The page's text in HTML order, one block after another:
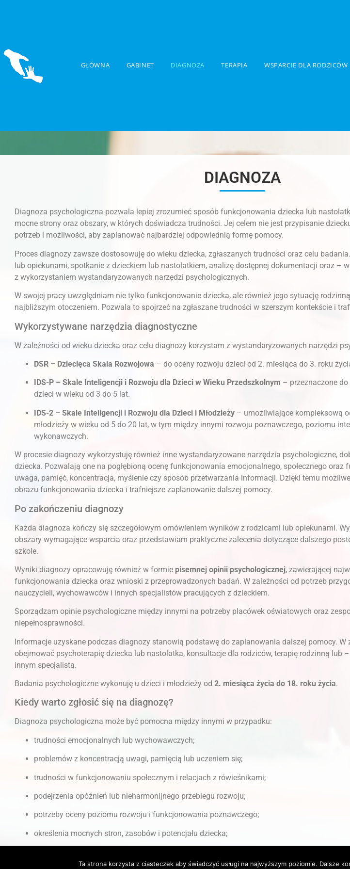
GŁÓWNA GABINET DIAGNOZA TERAPIA WSPARCIE DLA RODZICÓW
DIAGNOZA
Diagnoza psychologiczna pozwala lepiej zrozumieć sposób funkcjonowania dziecka lub
mocne strony oraz obszary, w których doświadcza trudności. Jej celem nie jest przypisanie
potrzeb i możliwości, aby zaplanować najbardziej odpowiednią formę pomocy.
Proces diagnozy zawsze dostosowuję do wieku dziecka, zgłaszanych trudności oraz celu
lub opiekunami, spotkanie z dzieckiem lub nastolatkiem, analizę dostępnej dokumentacji oraz –
z wykorzystaniem wystandaryzowanych narzędzi psychologicznych.
W swojej pracy uwzględniam nie tylko funkcjonowanie dziecka, ale również jego sytuację
najbliższym otoczeniem. Pozwala to spojrzeć na zgłaszane trudności w szerszym kontekście i
Wykorzystywane narzędzia diagnostyczne
W zależności od wieku dziecka oraz celu diagnozy korzystam z wystandaryzowanych narzędzi
DSR – Dziecięca Skala Rozwojowa – do oceny rozwoju dzieci od 2. miesiąca do 3. roku
IDS-P – Skale Inteligencji i Rozwoju dla Dzieci w Wieku Przedszkolnym – przeznaczone
dzieci w wieku od 3 do 5 lat.
IDS-2 – Skale Inteligencji i Rozwoju dla Dzieci i Młodzieży – umożliwiające kompleksową
młodzieży w wieku od 5 do 20 lat, w tym między innymi rozwoju poznawczego, poziomu
wykonawczych.
W procesie diagnozy wykorzystuję również inne wystandaryzowane narzędzia psychologiczne,
dziecka. Pozwalają one na pogłębioną ocenę funkcjonowania emocjonalnego, społecznego
uwaga, pamięć, koncentracja, myślenie czy sposób przetwarzania informacji. Dzięki temu
obrazu funkcjonowania dziecka i trafniejsze zaplanowanie dalszej pomocy.
Po zakończeniu diagnozy
Każda diagnoza kończy się szczegółowym omówieniem wyników z rodzicami lub opiekunami.
obszary wymagające wsparcia oraz przedstawiam praktyczne zalecenia dotyczące dalszego
szkole.
Wyniki diagnozy opracowuję również w formie pisemnej opinii psychologicznej, zawierającej
funkcjonowania dziecka oraz wnioski z przeprowadzonych badań. W zależności od potrzeb
nauczycieli, wychowawców i innych specjalistów pracujących z dzieckiem.
Sporządzam opinie psychologiczne między innymi na potrzeby placówek oświatowych oraz
niepełnosprawności.
Informacje uzyskane podczas diagnozy stanowią podstawę do zaplanowania dalszej pomocy. W
obejmować psychoterapię dziecka lub nastolatka, konsultacje dla rodziców, terapię rodzinną lub
innym specjalistą.
Badania psychologiczne wykonuję u dzieci i młodzieży od 2. miesiąca życia do 18. roku życia.
Kiedy warto zgłosić się na diagnozę?
Diagnoza psychologiczna może być pomocna między innymi w przypadku:
trudności emocjonalnych lub wychowawczych;
problemów z koncentracją uwagi, pamięcią lub uczeniem się;
trudności w funkcjonowaniu społecznym i relacjach z rówieśnikami;
podejrzenia opóźnień lub nieharmonijnego przebiegu rozwoju;
potrzeby oceny poziomu rozwoju i funkcjonowania poznawczego;
określenia mocnych stron, zasobów i potencjału dziecka;
Ta strona korzysta z ciasteczek aby świadczyć usługi na najwyższym poziomie. Dalsze